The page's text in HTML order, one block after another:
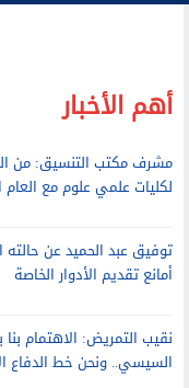
مشرف مكتب التنسيق: من
لكليات علمي علوم مع العام
توفيق عبد الحميد عن حالته
نقيب التمريض: الاهتمام